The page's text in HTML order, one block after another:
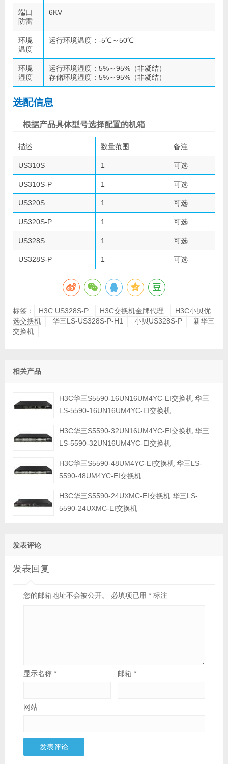
端口
防雷
6KV
环境
温度
运行环境温度：-5℃～50℃
环境
湿度
运行环境湿度：5%～95%（非凝结）
存储环境湿度：5%～95%（非凝结）
选配信息
根据产品具体型号选择配置的机箱
描述 数量范围 备注
US310S 1 可选
US310S-P 1 可选
US320S 1 可选
US320S-P 1 可选
US328S 1 可选
US328S-P 1 可选
标签： H3C US328S-P H3C交换机金牌代理
H3C小贝优
选交换机
华三LS-US328S-P-H1 小贝US328S-P
新华三
交换机
相关产品
H3C华三S5590-16UN16UM4YC-EI交换机 华三
LS-5590-16UN16UM4YC-EI交换机
H3C华三S5590-32UN16UM4YC-EI交换机 华三
LS-5590-32UN16UM4YC-EI交换机
H3C华三S5590-48UM4YC-EI交换机 华三LS-
5590-48UM4YC-EI交换机
H3C华三S5590-24UXMC-EI交换机 华三LS-
5590-24UXMC-EI交换机
发表评论
发表回复
您的邮箱地址不会被公开。 必填项已用 *标注
显示名称 * 邮箱*
网站